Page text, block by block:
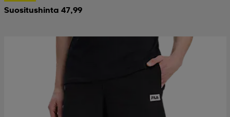
Suositushinta 47,99